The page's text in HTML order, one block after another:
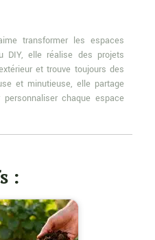
transformer les espaces
DIY, elle réalise des projets
et trouve toujours des
et minutieuse, elle partage
chaque espace
: